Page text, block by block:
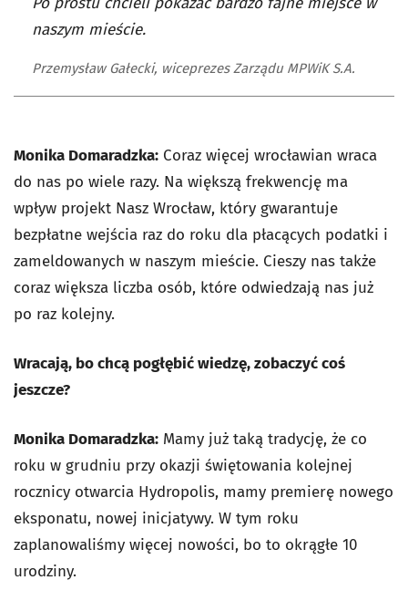
naszym mieście.
Przemysław Gałecki, wiceprezes Zarządu MPWiK S.A.
Monika Domaradzka: Coraz więcej wrocławian wraca
do nas po wiele razy. Na większą frekwencję ma
wpływ projekt Nasz Wrocław, który gwarantuje
bezpłatne wejścia raz do roku dla płacących podatki i
zameldowanych w naszym mieście. Cieszy nas także
coraz większa liczba osób, które odwiedzają nas już
po raz kolejny.
Wracają, bo chcą pogłębić wiedzę, zobaczyć coś
jeszcze?
Monika Domaradzka: Mamy już taką tradycję, że co
roku w grudniu przy okazji świętowania kolejnej
rocznicy otwarcia Hydropolis, mamy premierę nowego
eksponatu, nowej inicjatywy. W tym roku
zaplanowaliśmy więcej nowości, bo to okrągłe 10
urodziny.